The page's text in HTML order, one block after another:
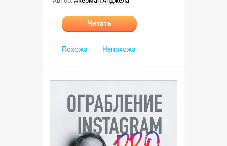
Читать
Похожа Непохожа